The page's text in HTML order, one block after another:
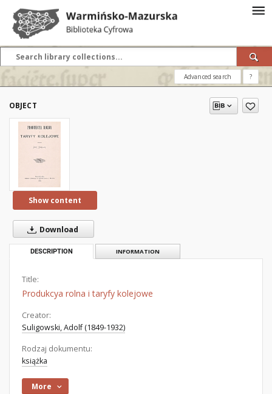
Advanced search ?
OBJECT
Show content
Download
DESCRIPTION INFORMATION
Title:
Produkcya rolna i taryfy kolejowe
Creator:
Suligowski, Adolf (1849-1932)
Rodzaj dokumentu:
książka
More